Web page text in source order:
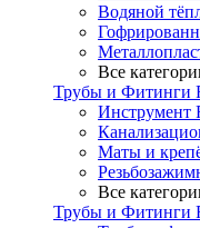
Водяной
Все
Трубы и Фитинги
Инструмент
Маты и
Все
Трубы и Фитинги